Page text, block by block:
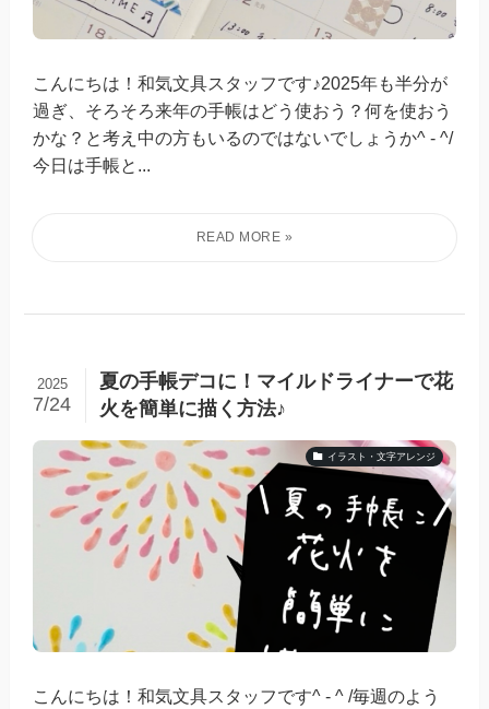
こんにちは！和気文具スタッフです♪2025年も半分が
過ぎ、そろそろ来年の手帳はどう使おう？何を使おう
かな？と考え中の方もいるのではないでしょうか^ - ^/
今日は手帳と...
夏の手帳デコに！マイルドライナーで花
火を簡単に描く方法♪
2025
7/24
イラスト・文字アレンジ
こんにちは！和気文具スタッフです^ - ^ /毎週のよう